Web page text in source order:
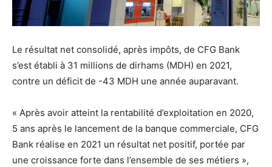
Le résultat net consolidé, après impôts, de CFG Bank
s’est établi à 31 millions de dirhams (MDH) en 2021,
contre un déficit de -43 MDH une année auparavant.
« Après avoir atteint la rentabilité d’exploitation en 2020,
5 ans après le lancement de la banque commerciale, CFG
Bank réalise en 2021 un résultat net positif, portée par
une croissance forte dans l’ensemble de ses métiers »,